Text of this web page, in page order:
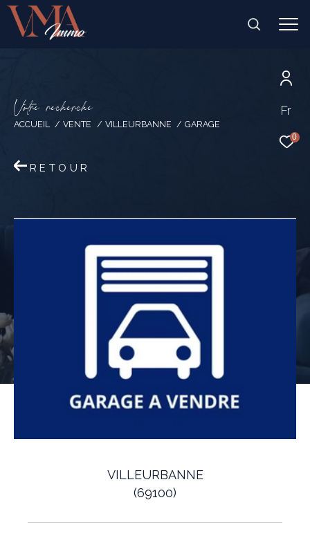
Fr
0
Votre recherche
ACCUEIL VENTE VILLEURBANNE GARAGE
RETOUR
VILLEURBANNE
(69100)